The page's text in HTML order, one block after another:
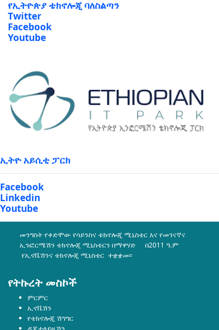
የኢትዮጵያ ቴክኖሎጂ ባለስልጣን
Twitter
Facebook
Youtube
ኢትዮ አይሲቲ ፓርክ
Facebook
Linkedin
Youtube
መንግስት የቀድሞው የሳይንስና ቴክኖሎጂ ሚኒስቴር እና የመገናኛና
ኢንፎርሜሽን ቴክኖሎጂ ሚኒስቴርን በማዋሃድ በ2011 ዓ.ም
የኢኖቬሽንና ቴክኖሎጂ ሚኒስቴር ተቋቋመ፡፡
የትኩረት መስኮች
ምርምር
ኢኖቬሽን
የቴክኖሎጂ ሽግግር